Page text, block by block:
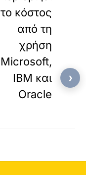
το κόστος
από τη
χρήση
Microsoft,
IBM και
Oracle
›